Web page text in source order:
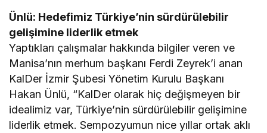
Ünlü: Hedefimiz Türkiye’nin sürdürülebilir
gelişimine liderlik etmek
Yaptıkları çalışmalar hakkında bilgiler veren ve
Manisa’nın merhum başkanı Ferdi Zeyrek’i anan
KalDer İzmir Şubesi Yönetim Kurulu Başkanı
Hakan Ünlü, “KalDer olarak hiç değişmeyen bir
idealimiz var, Türkiye’nin sürdürülebilir gelişimine
liderlik etmek. Sempozyumun nice yıllar ortak aklı